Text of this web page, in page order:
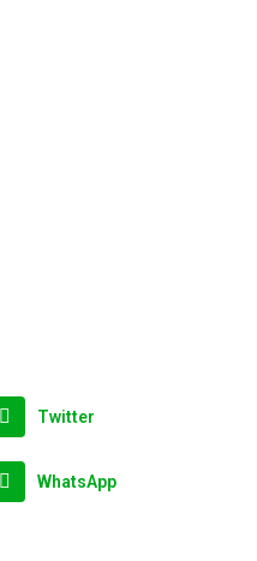
Twitter
WhatsApp